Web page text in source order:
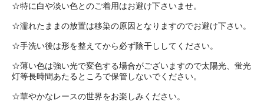
☆特に白や淡い色とのご着用はお避け下さいませ。
☆濡れたままの放置は移染の原因となりますのでお避け下さい。
☆手洗い後は形を整えてから必ず陰干ししてください。
☆薄い色は強い光で変色する場合がございますので太陽光、蛍光
灯等長時間あたるところで保管しないでください。
☆華やかなレースの世界をお楽しみください。